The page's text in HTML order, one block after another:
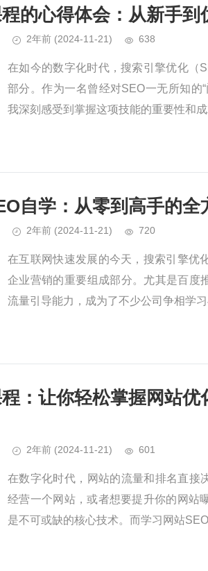
的心得体会：从新手
2年前 (2024-11-21) 638
在如今的数字化时代，搜索引擎优化（
部分。作为一名曾经对SEO一无所知的
我深刻感受到掌握这项技能的重要性和
自学：从零到高手的全
2年前 (2024-11-21) 720
在互联网快速发展的今天，搜索引擎优
企业营销的重要组成部分。尤其是百度
流量引导能力，成为了不少公司争相学
：让你轻松掌握网站
2年前 (2024-11-21) 601
在数字化时代，网站的流量和排名直接
经营一个网站，或者想要提升你的网站
是不可或缺的核心技术。而学习网站